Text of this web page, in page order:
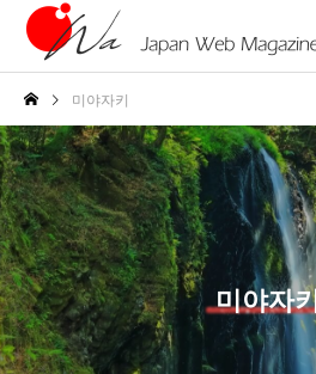
미야자키
미야자